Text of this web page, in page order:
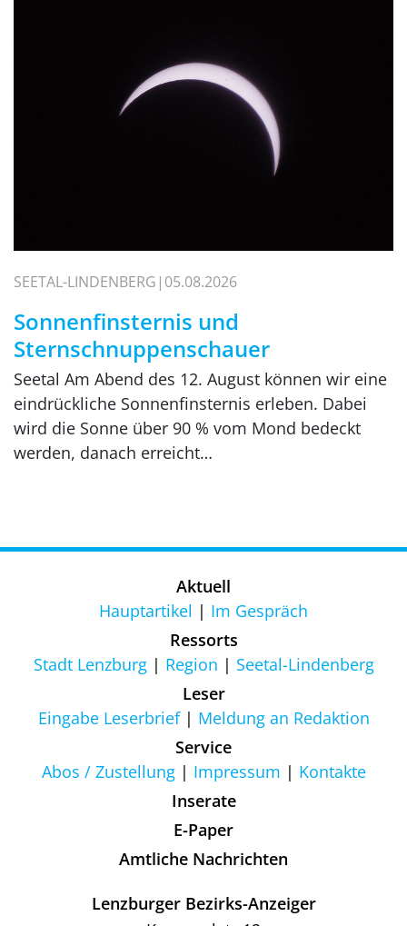
SEETAL-LINDENBERG 05.08.2026
Sonnenfinsternis und
Sternschnuppenschauer
Seetal Am Abend des 12. August können wir eine
eindrückliche Sonnenfinsternis erleben. Dabei
wird die Sonne über 90 % vom Mond bedeckt
werden, danach erreicht…
Aktuell
Hauptartikel
Im Gespräch
Ressorts
Stadt Lenzburg
Region
Seetal-Lindenberg
Leser
Eingabe Leserbrief
Meldung an Redaktion
Service
Abos / Zustellung
Impressum
Kontakte
Inserate
E-Paper
Amtliche Nachrichten
Lenzburger Bezirks-Anzeiger